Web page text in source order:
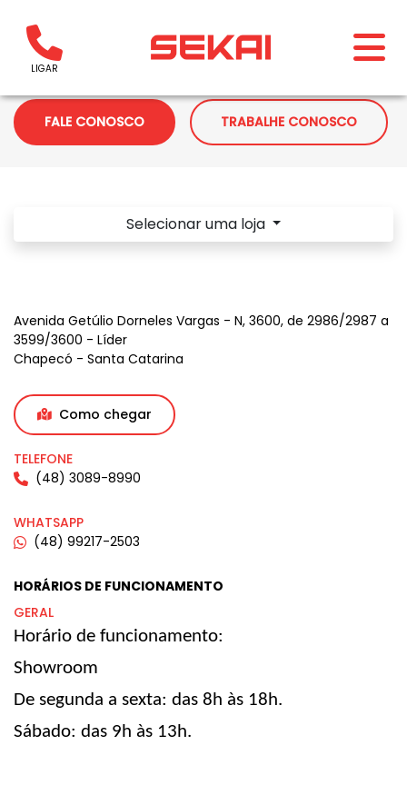
LIGAR
FALE CONOSCO TRABALHE CONOSCO
Selecionar uma loja
Avenida Getúlio Dorneles Vargas - N, 3600, de 2986/2987 a
3599/3600 - Líder
Chapecó - Santa Catarina
Como chegar
TELEFONE
(48) 3089-8990
WHATSAPP
(48) 99217-2503
HORÁRIOS DE FUNCIONAMENTO
GERAL
Horário de funcionamento:
Showroom
De segunda a sexta: das 8h às 18h.
Sábado: das 9h às 13h.